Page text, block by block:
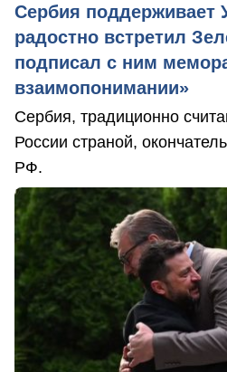
Сербия поддерживает
радостно встретил
подписал с ним
взаимопонимании»
Сербия, традиционно
России страной,
РФ.